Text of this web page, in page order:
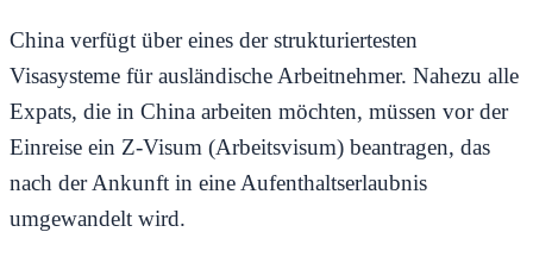
China verfügt über eines der strukturiertesten
Visasysteme für ausländische Arbeitnehmer. Nahezu alle
Expats, die in China arbeiten möchten, müssen vor der
Einreise ein Z-Visum (Arbeitsvisum) beantragen, das
nach der Ankunft in eine Aufenthaltserlaubnis
umgewandelt wird.